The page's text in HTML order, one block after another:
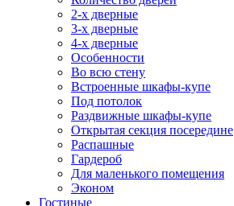
2-х дверные
3-х дверные
4-х дверные
Особенности
Во всю стену
Встроенные шкафы-купе
Под потолок
Раздвижные шкафы-купе
Открытая секция посередине
Распашные
Гардероб
Для маленького помещения
Эконом
Гостиные